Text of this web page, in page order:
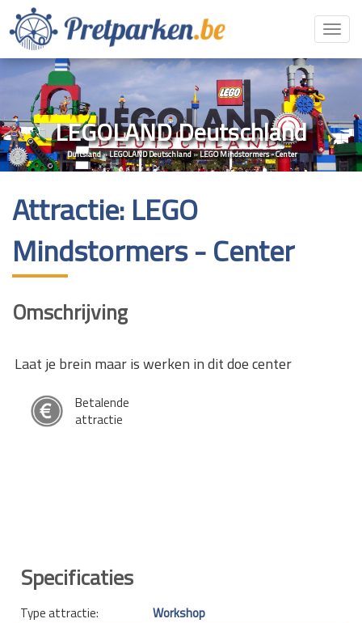
LEGOLAND Deutschland
Duitsland»LEGOLAND Deutschland»LEGO Mindstormers - Center
Attractie: LEGO
Mindstormers - Center
Omschrijving
Laat je brein maar is werken in dit doe center
Betalende
attractie
Specificaties
Type attractie:
Workshop